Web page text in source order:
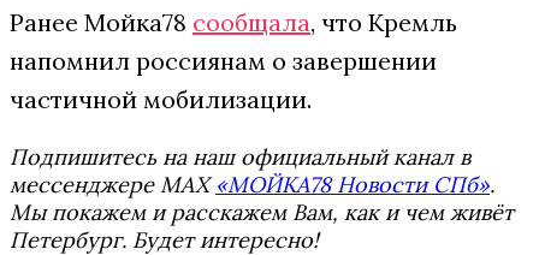
Ранее Мойка78 сообщала, что Кремль
напомнил россиянам о завершении
частичной мобилизации.
Подпишитесь на наш официальный канал в
мессенджере MAX«МОЙКА78 Новости СПб».
Мы покажем и расскажем Вам, как и чем живёт
Петербург. Будет интересно!